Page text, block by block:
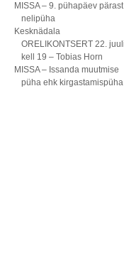
MISSA – 9. pühapäev pärast
nelipüha
Kesknädala
ORELIKONTSERT 22. juulil
kell 19 – Tobias Horn
MISSA – Issanda muutmise
püha ehk kirgastamispüha